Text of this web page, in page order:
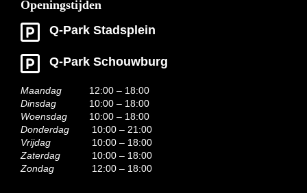
Openingstijden
Q-Park Stadsplein
Q-Park Schouwburg
Maandag
12:00 – 18:00
Dinsdag
10:00 – 18:00
Woensdag
10:00 – 18:00
Donderdag
10:00 – 21:00
Vrijdag
10:00 – 18:00
Zaterdag
10:00 – 18:00
Zondag
12:00 – 18:00